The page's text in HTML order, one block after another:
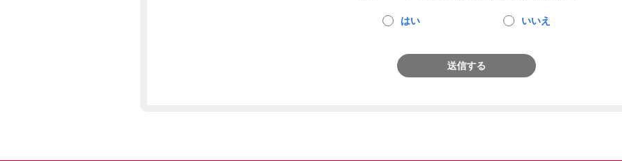
はい いいえ
送信する